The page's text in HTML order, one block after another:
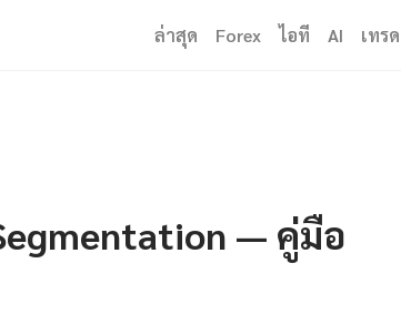
ล่าสุด Forex ไอที AI เทรด
— คู่มือ